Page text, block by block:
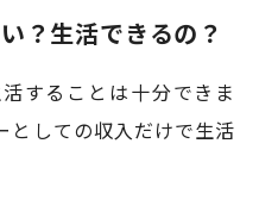
？生活できるの？
することは十分できま
としての収入だけで生活